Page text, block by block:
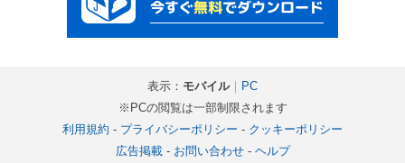
表示： モバイル｜ PC
※PCの閲覧は一部制限されます
利用規約 - プライバシーポリシー - クッキーポリシー
広告掲載- お問い合わせ- ヘルプ